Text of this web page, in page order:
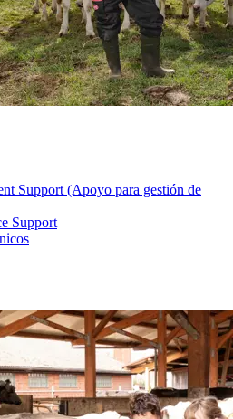
Support (Apoyo para gestión de
Support